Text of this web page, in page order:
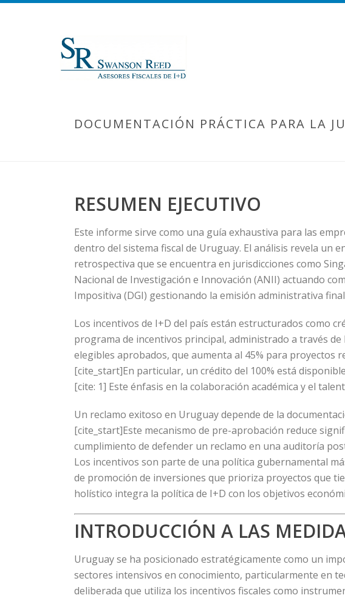
DOCUMENTACIÓN PRÁCTICA PARA LA
RESUMEN EJECUTIVO
Este informe sirve como una guía exhaustiva para las
dentro del sistema fiscal de Uruguay. El análisis revela un
retrospectiva que se encuentra en jurisdicciones como
Nacional de Investigación e Innovación (ANII) actuando
Impositiva (DGI) gestionando la emisión administrativa
Los incentivos de I+D del país están estructurados como
programa de incentivos principal, administrado a través
elegibles aprobados, que aumenta al 45% para proyectos
[cite_start]En particular, un crédito del 100% está
[cite: 1] Este énfasis en la colaboración académica y el
Un reclamo exitoso en Uruguay depende de la
[cite_start]Este mecanismo de pre-aprobación reduce
cumplimiento de defender un reclamo en una auditoría
Los incentivos son parte de una política gubernamental
de promoción de inversiones que prioriza proyectos que
holístico integra la política de I+D con los objetivos
INTRODUCCIÓN A LAS
Uruguay se ha posicionado estratégicamente como un
sectores intensivos en conocimiento, particularmente en
deliberada que utiliza los incentivos fiscales como